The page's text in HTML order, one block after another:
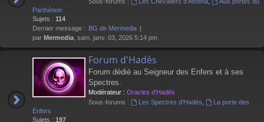
Parthénon
Sujets : 114
Dernier message :
BG de Mermedia
par Mermedia , sam. janv. 03, 2026 5:14 pm
Forum d'Hadès
Forum dédié au Seigneur des Enfers et à ses
Spectres.
Modérateur : Oracles d'Hadès
Sous-forums :
Les Spectres d'Hadès
La porte des
Enfers
Sujets : 197